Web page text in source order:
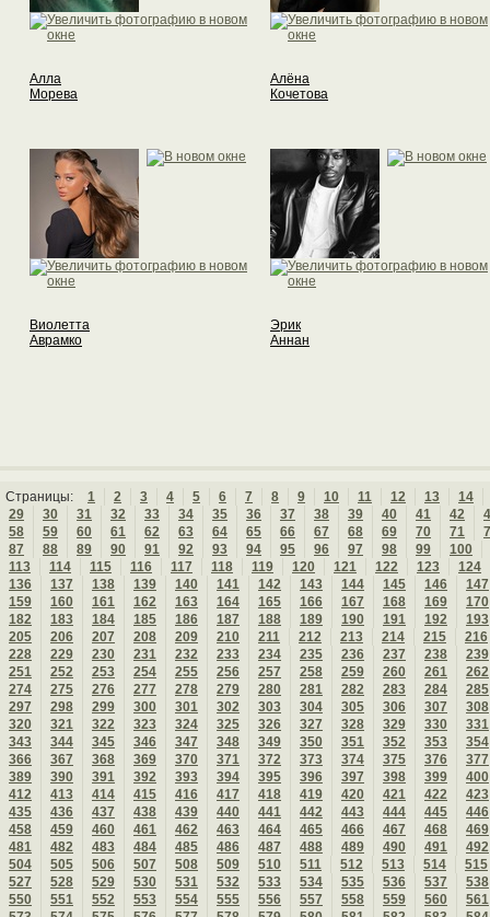
Алла
Морева
Алёна
Кочетова
Виолетта
Аврамко
Эрик
Аннан
Страницы: 1 2 3 4 5 6 7 8 9 10 11 12 13
14
29
30 31 32 33 34 35 36 37 38 39 40 41 42
58
59 60 61 62 63 64 65 66 67 68 69 70 71
87
88 89 90 91 92 93 94 95 96 97 98 99
100
113
114 115 116 117 118 119 120 121 122 123
124
136
137 138 139 140 141 142 143 144 145 146
147
159
160 161 162 163 164 165 166 167 168 169
170
182
183 184 185 186 187 188 189 190 191 192
193
205
206 207 208 209 210 211 212 213 214 215
216
228
229 230 231 232 233 234 235 236 237 238
239
251
252 253 254 255 256 257 258 259 260 261
262
274
275 276 277 278 279 280 281 282 283 284
285
297
298 299 300 301 302 303 304 305 306 307
308
320
321 322 323 324 325 326 327 328 329 330
331
343
344 345 346 347 348 349 350 351 352 353
354
366
367 368 369 370 371 372 373 374 375 376
377
389
390 391 392 393 394 395 396 397 398 399
400
412
413 414 415 416 417 418 419 420 421 422
423
435
436 437 438 439 440 441 442 443 444 445
446
458
459 460 461 462 463 464 465 466 467 468
469
481
482 483 484 485 486 487 488 489 490 491
492
504
505 506 507 508 509 510 511 512 513 514
515
527
528 529 530 531 532 533 534 535 536 537
538
550
551 552 553 554 555 556 557 558 559 560
561